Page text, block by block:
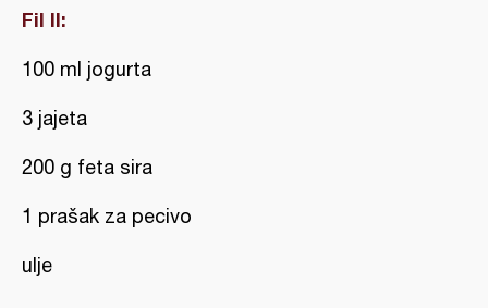
Fil II:
100 ml jogurta
3 jajeta
200 g feta sira
1 prašak za pecivo
ulje